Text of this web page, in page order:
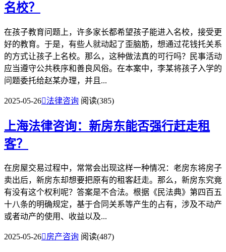
名校？
在孩子教育问题上，许多家长都希望孩子能进入名校，接受更
好的教育。于是，有些人就动起了歪脑筋，想通过花钱托关系
的方式让孩子上名校。那么，这种做法真的可行吗？民事活动
应当遵守公共秩序和善良风俗。在本案中，李某将孩子入学的
问题委托给赵某办理，并且...
2025-05-26法律咨询 阅读(385)
上海法律咨询：新房东能否强行赶走租
客？
在房屋交易过程中，常常会出现这样一种情况：老房东将房子
卖出后，新房东却想要把原有的租客赶走。那么，新房东究竟
有没有这个权利呢？答案是不合法。根据《民法典》第四百五
十八条的明确规定，基于合同关系等产生的占有，涉及不动产
或者动产的使用、收益以及...
2025-05-26房产咨询 阅读(487)